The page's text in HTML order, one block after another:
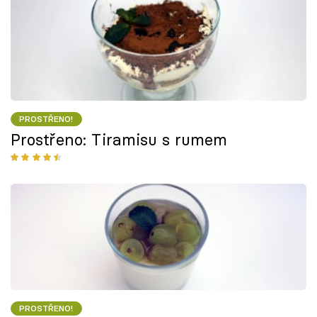
PROSTŘENO!
Prostřeno: Tiramisu s rumem
PROSTŘENO!